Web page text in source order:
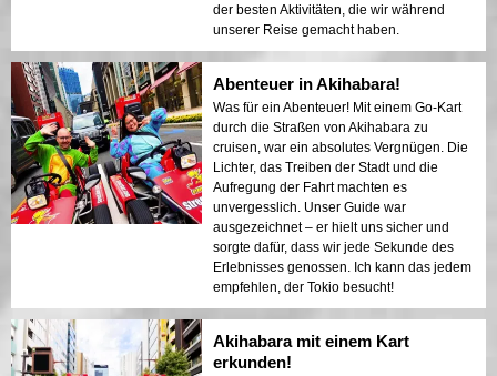
der besten Aktivitäten, die wir während
unserer Reise gemacht haben.
Abenteuer in Akihabara!
Was für ein Abenteuer! Mit einem Go-Kart
durch die Straßen von Akihabara zu
cruisen, war ein absolutes Vergnügen. Die
Lichter, das Treiben der Stadt und die
Aufregung der Fahrt machten es
unvergesslich. Unser Guide war
ausgezeichnet – er hielt uns sicher und
sorgte dafür, dass wir jede Sekunde des
Erlebnisses genossen. Ich kann das jedem
empfehlen, der Tokio besucht!
Akihabara mit einem Kart
erkunden!